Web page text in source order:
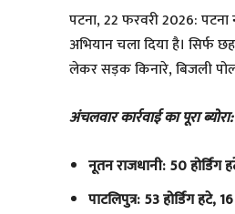
पटना, 22 फरवरी 2026:
अभियान चला दिया है। सिर्फ
लेकर सड़क किनारे, बिजली
अंचलवार कार्रवाई का पूरा ब्योरा:
नूतन राजधानी: 50 होर्डिंग
पाटलिपुत्र: 53 होर्डिंग हटे,